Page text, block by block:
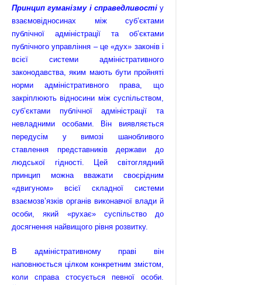
Принцип гуманізму і справедливостіу
взаємовідносинах між суб’єктами
публічної адміністрації та об’єктами
публічного управління – це «дух» законів і
всієї системи адміністративного
законодавства, яким мають бути пройняті
норми адміністративного права, що
закріплюють відносини між суспільством,
суб’єктами публічної адміністрації та
невладними особами. Він виявляється
передусім у вимозі шанобливого
ставлення представників держави до
людської гідності. Цей світоглядний
принцип можна вважати своєрідним
«двигуном» всієї складної системи
взаємозв’язків органів виконавчої влади й
особи, який «рухає» суспільство до
досягнення найвищого рівня розвитку.
В адміністративному праві він
наповнюється цілком конкретним змістом,
коли справа стосується певної особи.